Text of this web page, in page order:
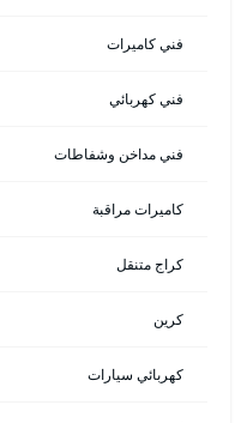
فني كاميرات
فني كهربائي
فني مداخن وشفاطات
كاميرات مراقبة
كراج متنقل
كرين
كهربائي سيارات